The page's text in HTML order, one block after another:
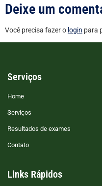
Deixe um
Você precisa fazer o login para
Serviços
Home
Serviços
Resultados de exames
Contato
Links Rápidos